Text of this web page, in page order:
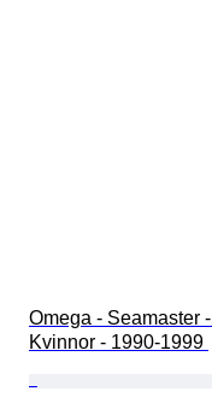
Omega - Seamaster -
Kvinnor - 1990-1999